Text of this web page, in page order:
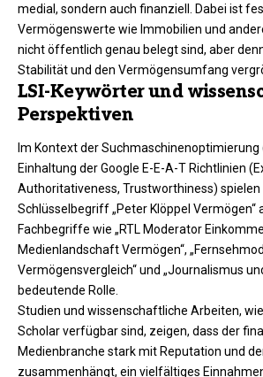
medial, sondern auch finanziell. Dabei ist
Vermögenswerte wie Immobilien und
nicht öffentlich genau belegt sind, aber
Stabilität und den Vermögensumfang
LSI-Keywörter und
Perspektiven
Im Kontext der Suchmaschinenoptimierung
Einhaltung der Google E-E-A-T Richtlinien
Authoritativeness, Trustworthiness) spielen
Schlüsselbegriff „Peter Klöppel Vermögen“
Fachbegriffe wie „RTL Moderator
Medienlandschaft Vermögen“,
Vermögensvergleich“ und „Journalismus
bedeutende Rolle.
Studien und wissenschaftliche Arbeiten,
Scholar verfügbar sind, zeigen, dass der
Medienbranche stark mit Reputation und
zusammenhängt, ein vielfältiges